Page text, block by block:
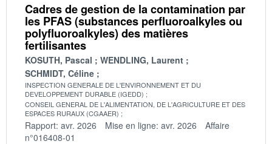
Cadres de gestion de la contamination par
les PFAS (substances perfluoroalkyles ou
polyfluoroalkyles) des matières
fertilisantes
KOSUTH, Pascal
WENDLING, Laurent
SCHMIDT, Céline
INSPECTION GENERALE DE L'ENVIRONNEMENT ET DU
DEVELOPPEMENT DURABLE (IGEDD)
CONSEIL GENERAL DE L'ALIMENTATION, DE L'AGRICULTURE ET DES
ESPACES RURAUX (CGAAER)
Rapport: avr. 2026 Mise en ligne: avr. 2026
Affaire
n°016408-01